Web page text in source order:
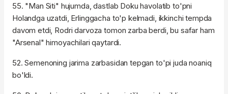
55. "Man Siti" hujumda, dastlab Doku havolatib to'pni
Holandga uzatdi, Erlinggacha to'p kelmadi, ikkinchi tempda
davom etdi, Rodri darvoza tomon zarba berdi, bu safar ham
"Arsenal" himoyachilari qaytardi.
52. Semenoning jarima zarbasidan tepgan to'pi juda noaniq
bo'ldi.